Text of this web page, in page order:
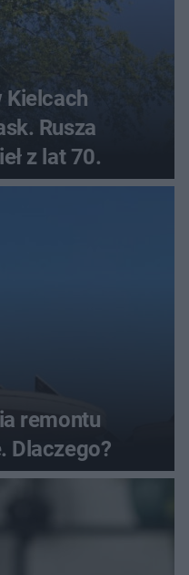
Kielcach
Rusza
z lat 70.
remontu
Dlaczego?